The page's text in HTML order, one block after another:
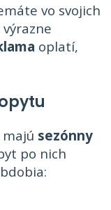
vo svojich
oplatí,
sezónny
po nich